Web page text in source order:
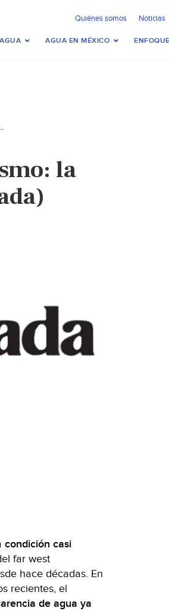
Quiénes somos Noticias
AGUA EN MÉXICO
CRISIS DEL AGUA (LA JORNADA)
la
condición casi
far west
hace décadas. En
recientes, el
de agua ya